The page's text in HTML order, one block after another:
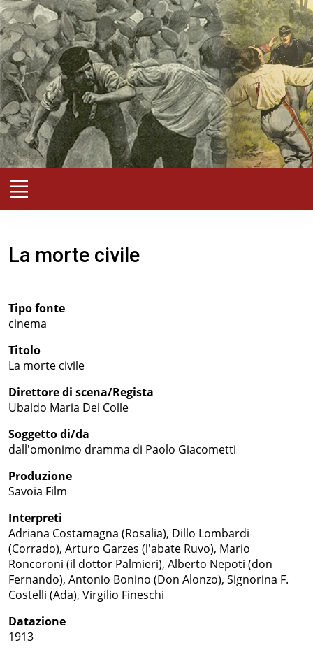
La morte civile
Tipo fonte
cinema
Titolo
La morte civile
Direttore di scena/Regista
Ubaldo Maria Del Colle
Soggetto di/da
dall'omonimo dramma di Paolo Giacometti
Produzione
Savoia Film
Interpreti
Adriana Costamagna (Rosalia), Dillo Lombardi
(Corrado), Arturo Garzes (l'abate Ruvo), Mario
Roncoroni (il dottor Palmieri), Alberto Nepoti (don
Fernando), Antonio Bonino (Don Alonzo), Signorina F.
Costelli (Ada), Virgilio Fineschi
Datazione
1913